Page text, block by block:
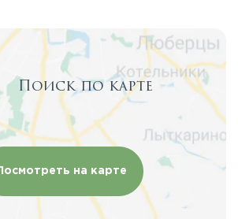
Поиск по карте
Посмотреть на карте